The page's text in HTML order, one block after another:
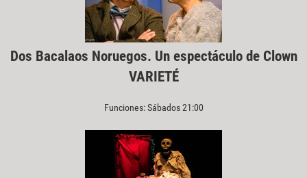
Dos Bacalaos Noruegos. Un espectáculo de Clown
VARIETÉ
Funciones: Sábados 21:00